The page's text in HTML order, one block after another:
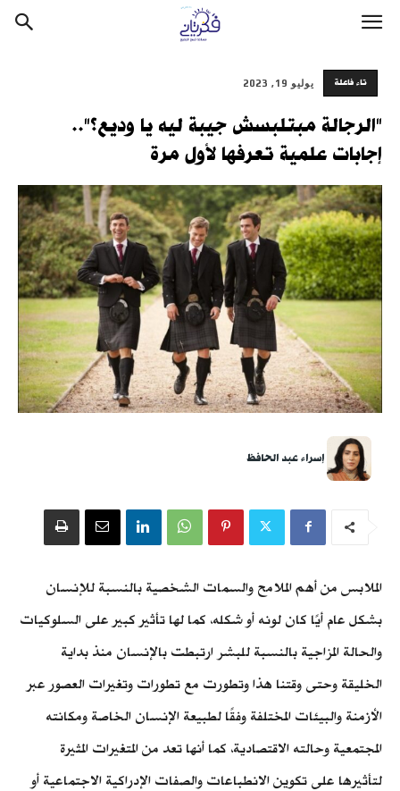
تاء فاعلة يوليو 19, 2023
"الرجالة مبتلبسش جيبة ليه يا وديع؟"..
إجابات علمية تعرفها لأول مرة
إسراء عبد الحافظ
الملابس من أهم الملامح والسمات الشخصية بالنسبة للإنسان
بشكل عام أيًا كان لونه أو شكله، كما لها تأثير كبير على السلوكيات
والحالة المزاجية بالنسبة للبشر ارتبطت بالإنسان منذ بداية
الخليقة وحتى وقتنا هذا وتطورت مع تطورات وتغيرات العصور عبر
الأزمنة والبيئات المختلفة وفقًا لطبيعة الإنسان الخاصة ومكانته
المجتمعية وحالته الاقتصادية، كما أنها تعد من المتغيرات المثيرة
لتأثيرها على تكوين الانطباعات والصفات الإدراكية الاجتماعية أو